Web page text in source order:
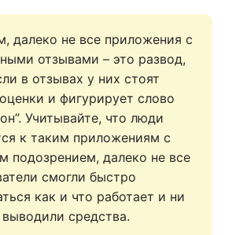
далеко не все приложения с
отзывами – это развод,
в отзывах у них стоят
и фигурирует слово
Учитывайте, что люди
к таким приложениям с
подозрением, далеко не все
смогли быстро
как и что работает и ни
выводили средства.